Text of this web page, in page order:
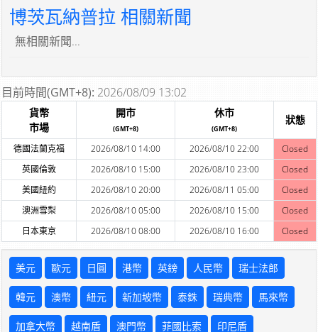
博茨瓦納普拉 相關新聞
無相關新聞...
目前時間(GMT+8): 2026/08/09 13:02
貨幣
市場
開市
(GMT+8)
休市
(GMT+8)
狀態
德國法蘭克福 2026/08/10 14:00 2026/08/10 22:00
Closed
英國倫敦
2026/08/10 15:00 2026/08/10 23:00
Closed
美國紐約
2026/08/10 20:00 2026/08/11 05:00
Closed
澳洲雪梨
2026/08/10 05:00 2026/08/10 15:00
Closed
日本東京
2026/08/10 08:00 2026/08/10 16:00 Closed
美元 歐元 日圓 港幣 英鎊 人民幣 瑞士法郎
韓元 澳幣 紐元 新加坡幣 泰銖 瑞典幣 馬來幣
加拿大幣 越南盾 澳門幣 菲國比索 印尼盾